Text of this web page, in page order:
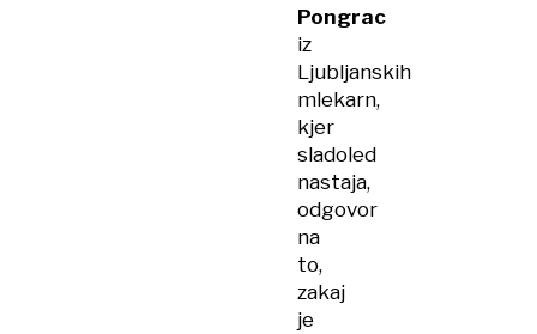
Pongrac
iz
Ljubljanskih
mlekarn,
kjer
sladoled
nastaja,
odgovor
na
to,
zakaj
je